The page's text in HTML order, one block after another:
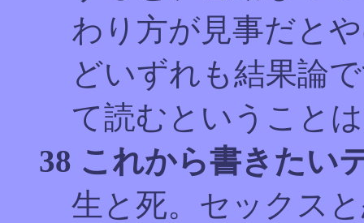
わり方が見事だと
どいずれも結果論
て読むということ
38 これから書きたい
生と死。セックス